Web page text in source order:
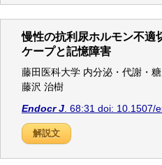
慢性の抗利尿ホルモン不適
ケープと記憶障害
藤田医科大学 内分泌・代謝・
藤沢 治樹
Endocr J . 68:31 doi: 10.1507/
解説文